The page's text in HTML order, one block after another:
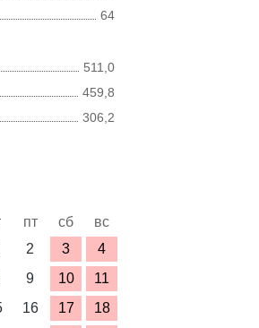
64
511,0
459,8
306,2
пт сб
вс
2 3
4
9 10
11
16 17
18